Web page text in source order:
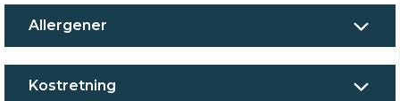
Allergener
Kostretning